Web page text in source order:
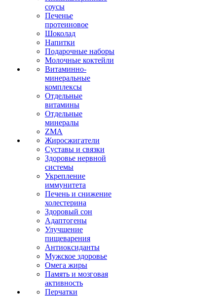
соусы
Печенье
протеиновое
Шоколад
Напитки
Подарочные наборы
Молочные коктейли
Витаминно-
минеральные
комплексы
Отдельные
витамины
Отдельные
минералы
ZMA
Жиросжигатели
Суставы и связки
Здоровье нервной
системы
Укрепление
иммунитета
Печень и снижение
холестерина
Здоровый сон
Адаптогены
Улучшение
пищеварения
Антиоксиданты
Мужское здоровье
Омега жиры
Память и мозговая
активность
Перчатки